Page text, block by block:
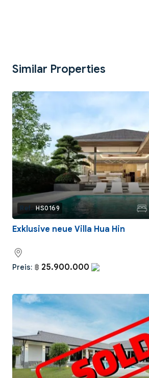
Similar Properties
Ref.: HS0169
Exklusive neue Villa Hua Hin
Preis: ฿ 25.900.000